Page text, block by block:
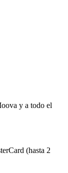
y a todo el
(hasta 2